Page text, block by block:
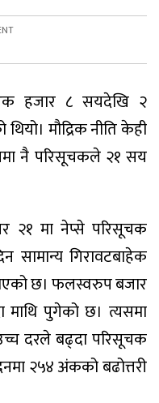
हजार ८ सयदेखि २
मौद्रिक नीति केही
नै परिसूचकले २१ सय
२१ मा नेप्से परिसूचक
सामान्य गिरावटबाहेक
छ। फलस्वरुप बजार
पुगेको छ। त्यसमा
दरले बढ्दा परिसूचक
२५४ अंकको बढोत्तरी